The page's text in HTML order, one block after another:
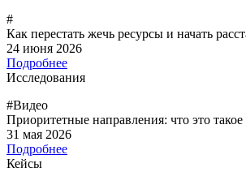
#
Как перестать жечь ресурсы и начать
24 июня 2026
Подробнее
Исследования
#Видео
Приоритетные направления: что это
31 мая 2026
Подробнее
Кейсы